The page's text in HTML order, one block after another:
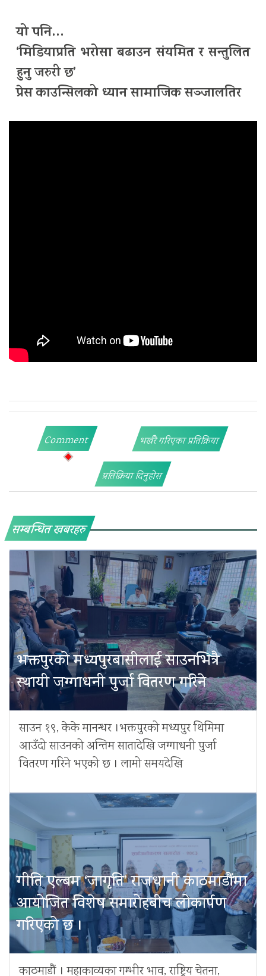
यो पनि…
‘मिडियाप्रति भरोसा बढाउन संयमित र सन्तुलित
हुनु जरुरी छ’
प्रेस काउन्सिलको ध्यान सामाजिक सञ्जालतिर
Comment भर्खरै गरिएका प्रतिक्रिया
प्रतिक्रिया दिनुहोस
सम्बन्धित खबरहरु
भक्तपुरको मध्यपुरबासीलाई साउनभित्रै
स्थायी जग्गाधनी पुर्जा वितरण गरिने
साउन १९, केके मानन्धर ।भक्तपुरको मध्यपुर थिमिमा
आउँदो साउनको अन्तिम सातादेखि जग्गाधनी पुर्जा
वितरण गरिने भएको छ । लामो समयदेखि
गीति एल्बम ‘जागृति’ राजधानी काठमाडौंमा
आयोजित विशेष समारोहबीच लोकार्पण
गरिएको छ ।
काठमाडौं । महाकाव्यका गम्भीर भाव, राष्ट्रिय चेतना,